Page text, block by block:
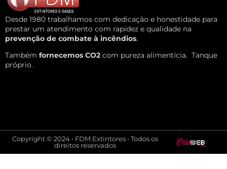
Desde 1980 trabalhamos com dedicação e honestidade para
prestar um atendimento com rapidez e qualidade na
prevenção de combate à incêndios.
Também fornecemos CO2 com pureza alimentícia. Tanque
próprio.
Copyright © 2024 • FDM Extintores • Todos os
direitos reservados